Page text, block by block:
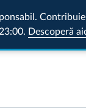
Descoperă